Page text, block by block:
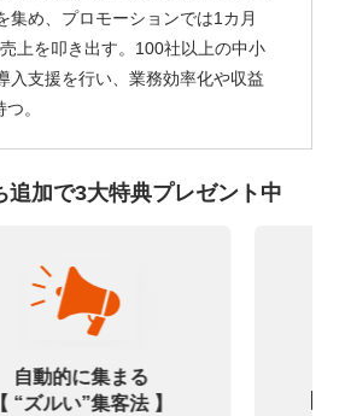
集め、プロモーションでは1カ月
上を叩き出す。100社以上の中小
入支援を行い、業務効率化や収益
。
追加で3大特典プレゼント中
自動的に集まる
【 “ズルい”集客法 】